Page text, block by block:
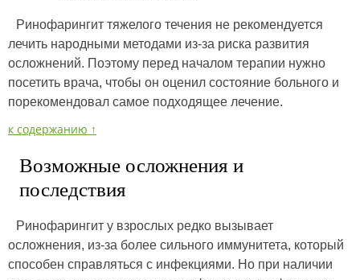
Ринофарингит тяжелого течения не рекомендуется
лечить народными методами из-за риска развития
осложнений. Поэтому перед началом терапии нужно
посетить врача, чтобы он оценил состояние больного и
порекомендовал самое подходящее лечение.
к содержанию ↑
Возможные осложнения и
последствия
Ринофарингит у взрослых редко вызывает
осложнения, из-за более сильного иммунитета, который
способен справляться с инфекциями. Но при наличии